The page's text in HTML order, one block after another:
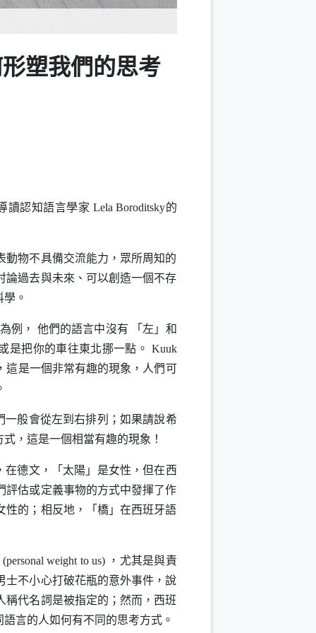
塑我們的思考
讀認知語言學家 Lela Boroditsky的
物不具備交流能力，眾所周知的
論過去與未來、可以創造一個不存
。
例， 他們的語言中沒有 「左」和
是把你的車往東北挪一點。 Kuuk
是一個非常有趣的現象，人們可
般會從左到右排列；如果請說希
，這是一個相當有趣的現象！
德文，「太陽」是女性，但在西
評估或定義事物的方式中發揮了作
性的；相反地，「橋」在西班牙語
(personal weight to us) ，尤其是與責
士不小心打破花瓶的意外事件，說
代名詞是被指定的；然而，西班
言的人如何有不同的思考方式。